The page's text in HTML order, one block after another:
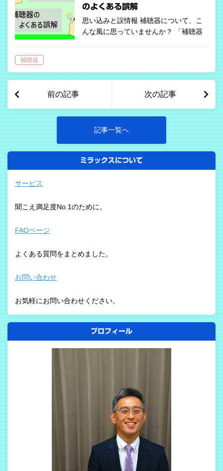
のよくある誤解
思い込みと誤情報 補聴器について、こ
んな風に思っていませんか？ 「補聴器
い？」 実は、これらはすべてよくある
補聴器
前の記事 次の記事
記事一覧へ
ミラックスについて
サービス
聞こえ満足度No.1のために。
FAQページ
よくある質問をまとめました。
お問い合わせ
お気軽にお問い合わせください。
プロフィール